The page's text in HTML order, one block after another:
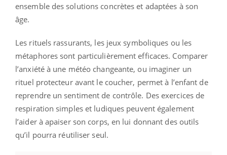
ensemble des solutions concrètes et adaptées à son
âge.
Les rituels rassurants, les jeux symboliques ou les
métaphores sont particulièrement efficaces. Comparer
l’anxiété à une météo changeante, ou imaginer un
rituel protecteur avant le coucher, permet à l’enfant de
reprendre un sentiment de contrôle. Des exercices de
respiration simples et ludiques peuvent également
l’aider à apaiser son corps, en lui donnant des outils
qu’il pourra réutiliser seul.